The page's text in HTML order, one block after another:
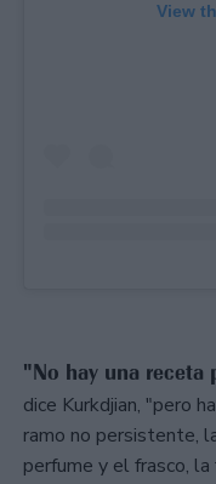
View
"No hay una receta
dice Kurkdjian, "pero
ramo no persistente,
perfume y el frasco,